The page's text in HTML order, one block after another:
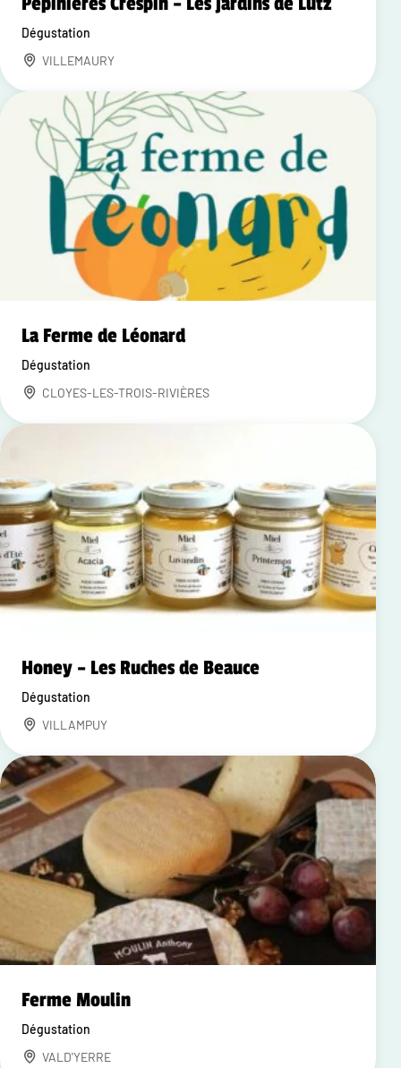
Dégustation
VILLEMAURY
La Ferme de Léonard
Dégustation
CLOYES-LES-TROIS-RIVIÈRES
Honey – Les Ruches de Beauce
Dégustation
VILLAMPUY
Ferme Moulin
Dégustation
VALD'YERRE